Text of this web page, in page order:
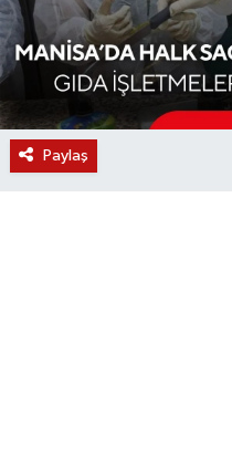
Paylaş
KÖPRÜBAŞI
SOMA
SOMA
TURGUTLU
YUNUSEMRE
YAZARLAR
MANİSA'NIN
MANİSA'YI KEŞFET